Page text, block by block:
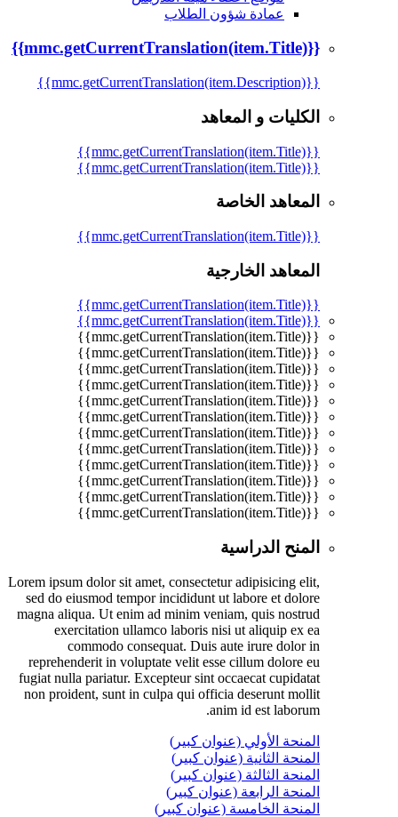
عمادة شؤون الطلاب
{{mmc.getCurrentTranslation(item.Title)}}
{{mmc.getCurrentTranslation(item.Description)}}
الكليات و المعاهد
{{mmc.getCurrentTranslation(item.Title)}}
{{mmc.getCurrentTranslation(item.Title)}}
المعاهد الخاصة
{{mmc.getCurrentTranslation(item.Title)}}
المعاهد الخارجية
{{mmc.getCurrentTranslation(item.Title)}}
{{mmc.getCurrentTranslation(item.Title)}}
{{mmc.getCurrentTranslation(item.Title)}}
{{mmc.getCurrentTranslation(item.Title)}}
{{mmc.getCurrentTranslation(item.Title)}}
{{mmc.getCurrentTranslation(item.Title)}}
{{mmc.getCurrentTranslation(item.Title)}}
{{mmc.getCurrentTranslation(item.Title)}}
{{mmc.getCurrentTranslation(item.Title)}}
{{mmc.getCurrentTranslation(item.Title)}}
{{mmc.getCurrentTranslation(item.Title)}}
{{mmc.getCurrentTranslation(item.Title)}}
{{mmc.getCurrentTranslation(item.Title)}}
{{mmc.getCurrentTranslation(item.Title)}}
المنح الدراسية
Lorem ipsum dolor sit amet, consectetur adipisicing elit,
sed do eiusmod tempor incididunt ut labore et dolore
magna aliqua. Ut enim ad minim veniam, quis nostrud
exercitation ullamco laboris nisi ut aliquip ex ea
commodo consequat. Duis aute irure dolor in
reprehenderit in voluptate velit esse cillum dolore eu
fugiat nulla pariatur. Excepteur sint occaecat cupidatat
non proident, sunt in culpa qui officia deserunt mollit
anim id est laborum.
المنحة الأولي (عنوان كبير)
المنحة الثانية (عنوان كبير)
المنحة الثالثة (عنوان كبير)
المنحة الرابعة (عنوان كبير)
المنحة الخامسة (عنوان كبير)